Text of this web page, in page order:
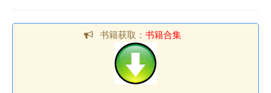
书籍获取： 书籍合集